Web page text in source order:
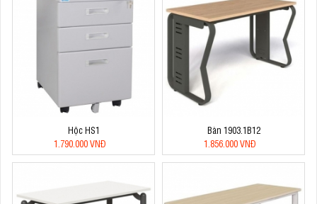
Hộc HS1
1.790.000 VNĐ
Bàn 1903.1B12
1.856.000 VNĐ